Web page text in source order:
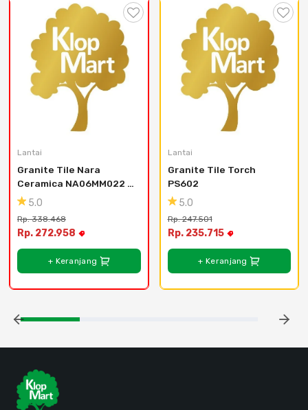
Lantai
Granite Tile Nara
Ceramica NA06MM022 -
Gekko Gris - 60x60
5.0
Rp. 338.468
Rp. 272.958
+ Keranjang
Lantai
Granite Tile Torch
PS602
5.0
Rp. 247.501
Rp. 235.715
+ Keranjang